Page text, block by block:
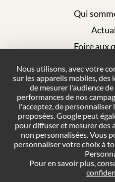
Qui
Foire aux
Plan
Politique de
Conditions
Gestion
NOUS
Nous utilisons, avec votre
sur les appareils mobiles,
de mesurer l'audience
performances de nos
l'acceptez, de
proposées. Google peut
pour diffuser et mesurer des
non personnalisées. Vous
personnaliser votre choix à
Pour en savoir plus,